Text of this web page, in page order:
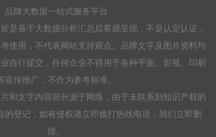
品牌大数据一站式服务平台
是基于大数据分析汇总后客观呈现，不是认定认证，
使用，不代表网站支持观点。品牌文字及图片资料均
自行提交，任何企业不得用于各种平面、影视、印刷
宣传推广，不作为参考标准。
片和文字内容部分源于网络，由于未联系到知识产权的
的登记，如有侵权请立即拨打热线电话，我们立即删
除。